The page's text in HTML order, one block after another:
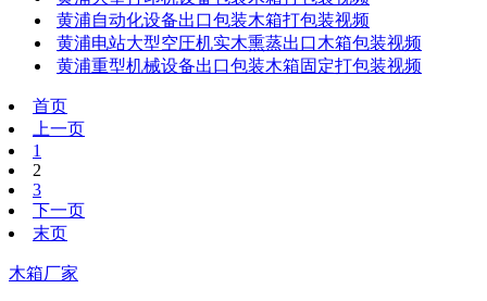
黄浦自动化设备出口包装木箱打包装视频
黄浦电站大型空圧机实木熏蒸出口木箱包装视频
黄浦重型机械设备出口包装木箱固定打包装视频
首页
上一页
1
2
3
下一页
末页
木箱厂家